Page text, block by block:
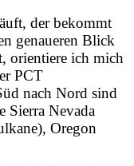
der bekommt
genaueren Blick
orientiere ich mich
PCT
nach Nord sind
Sierra Nevada
Oregon